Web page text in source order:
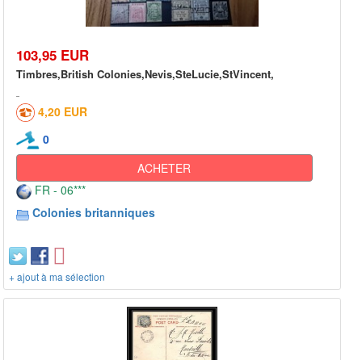
103,95 EUR
Timbres,British Colonies,Nevis,SteLucie,StVincent,
4,20 EUR
0
ACHETER
FR - 06***
Colonies britanniques
+ ajout à ma sélection